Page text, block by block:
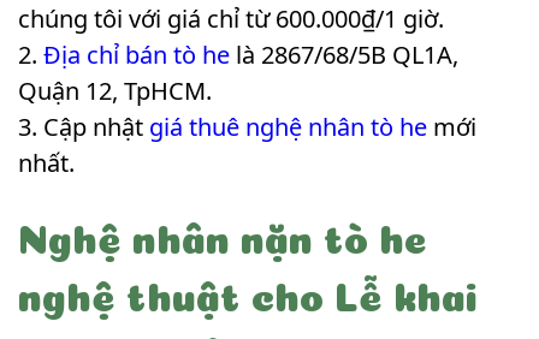
chúng tôi với giá chỉ từ 600.000₫/1 giờ.
Địa chỉ bán tò he là 2867/68/5B QL1A,
Quận 12, TpHCM.
Cập nhật giá thuê nghệ nhân tò he mới
nhất.
Nghệ nhân nặn tò he
nghệ thuật cho Lễ khai